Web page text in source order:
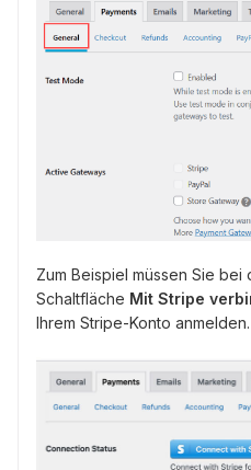
Zum Beispiel müssen Sie
Schaltfläche Mit Stripe
Ihrem Stripe-Konto anmelden.